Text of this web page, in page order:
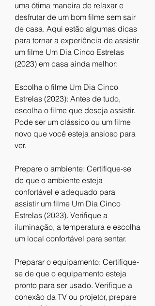
uma ótima maneira de relaxar e
desfrutar de um bom filme sem sair
de casa. Aqui estão algumas dicas
para tornar a experiência de assistir
um filme Um Dia Cinco Estrelas
(2023) em casa ainda melhor:
Escolha o filme Um Dia Cinco
Estrelas (2023): Antes de tudo,
escolha o filme que deseja assistir.
Pode ser um clássico ou um filme
novo que você esteja ansioso para
ver.
Prepare o ambiente: Certifique-se
de que o ambiente esteja
confortável e adequado para
assistir um filme Um Dia Cinco
Estrelas (2023). Verifique a
iluminação, a temperatura e escolha
um local confortável para sentar.
Preparar o equipamento: Certifique-
se de que o equipamento esteja
pronto para ser usado. Verifique a
conexão da TV ou projetor, prepare